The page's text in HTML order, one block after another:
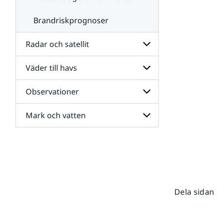
Brandriskprognoser
Radar och satellit
Undersidor
för
Radar
och
satellit
Väder till havs
Undersidor
för
Väder
till
havs
Observationer
Undersidor
för
Mark och vatten
Dela sidan